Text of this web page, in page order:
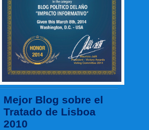
Mejor Blog sobre el
Tratado de Lisboa
2010